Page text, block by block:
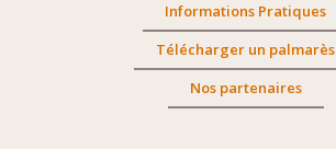
Informations Pratiques
Télécharger un palmarès
Nos partenaires